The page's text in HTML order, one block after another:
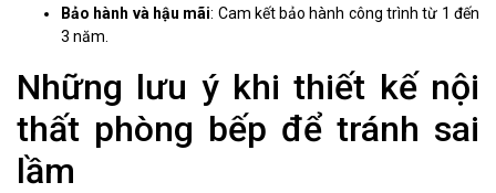
Bảo hành và hậu mãi: Cam kết bảo hành công trình từ 1 đến
3 năm.
Những lưu ý khi thiết kế nội
thất phòng bếp để tránh sai
lầm